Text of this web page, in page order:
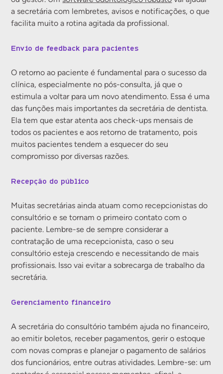
a secretária com lembretes, avisos e notificações, o que
facilita muito a rotina agitada da profissional.
Envio de feedback para pacientes
O retorno ao paciente é fundamental para o sucesso da
clínica, especialmente no pós-consulta, já que o
estimula a voltar para um novo atendimento. Essa é uma
das funções mais importantes da secretária de dentista.
Ela tem que estar atenta aos check-ups mensais de
todos os pacientes e aos retorno de tratamento, pois
muitos pacientes tendem a esquecer do seu
compromisso por diversas razões.
Recepção do público
Muitas secretárias ainda atuam como recepcionistas do
consultório e se tornam o primeiro contato com o
paciente. Lembre-se de sempre considerar a
contratação de uma recepcionista, caso o seu
consultório esteja crescendo e necessitando de mais
profissionais. Isso vai evitar a sobrecarga de trabalho da
secretária.
Gerenciamento financeiro
A secretária do consultório também ajuda no financeiro,
ao emitir boletos, receber pagamentos, gerir o estoque
com novas compras e planejar o pagamento de salários
dos funcionários, entre outras atividades. Lembre-se: um